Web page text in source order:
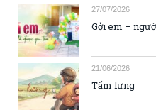
27/07/2026
Gởi em –
21/06/2026
Tấm lưng